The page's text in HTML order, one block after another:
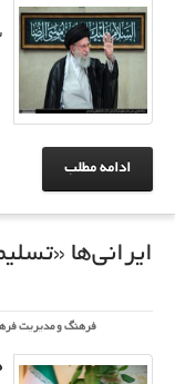
ادامه مطلب
ایرانی‌ها
فرهنگ و مدیریت